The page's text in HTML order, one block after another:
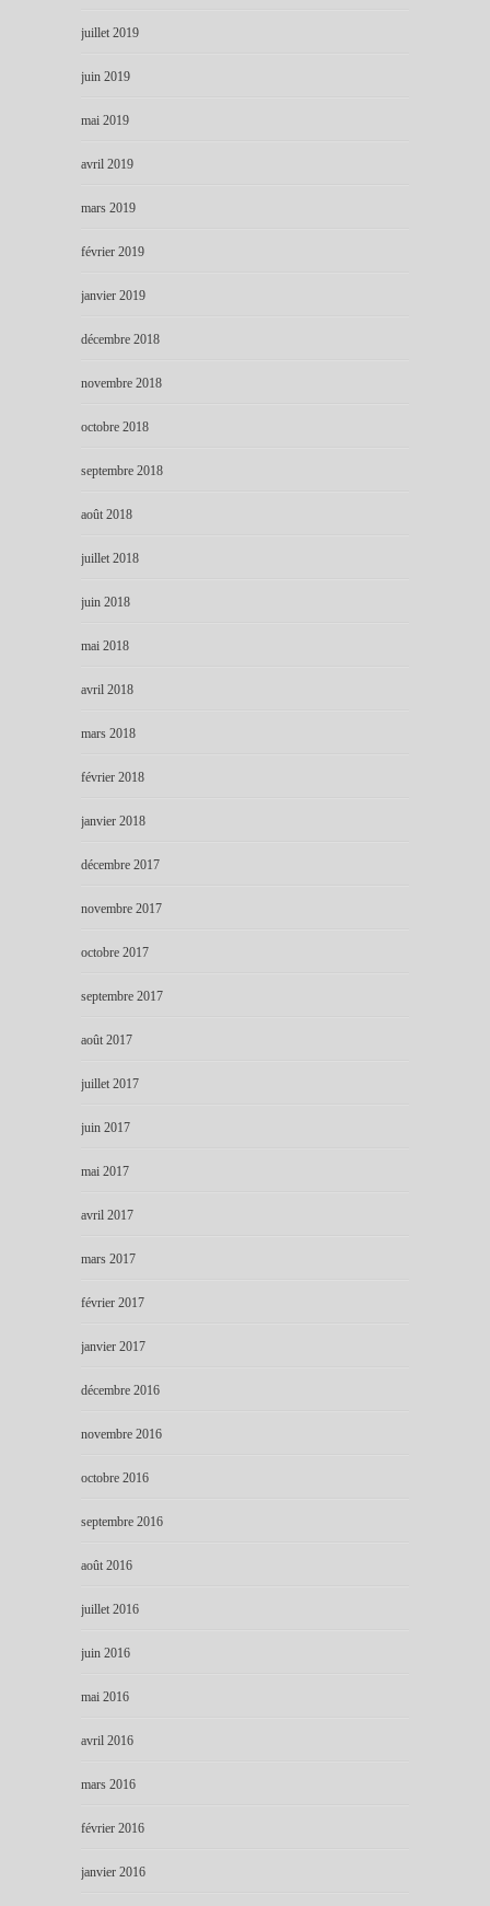
juillet 2019
juin 2019
mai 2019
avril 2019
mars 2019
février 2019
janvier 2019
décembre 2018
novembre 2018
octobre 2018
septembre 2018
août 2018
juillet 2018
juin 2018
mai 2018
avril 2018
mars 2018
février 2018
janvier 2018
décembre 2017
novembre 2017
octobre 2017
septembre 2017
août 2017
juillet 2017
juin 2017
mai 2017
avril 2017
mars 2017
février 2017
janvier 2017
décembre 2016
novembre 2016
octobre 2016
septembre 2016
août 2016
juillet 2016
juin 2016
mai 2016
avril 2016
mars 2016
février 2016
janvier 2016